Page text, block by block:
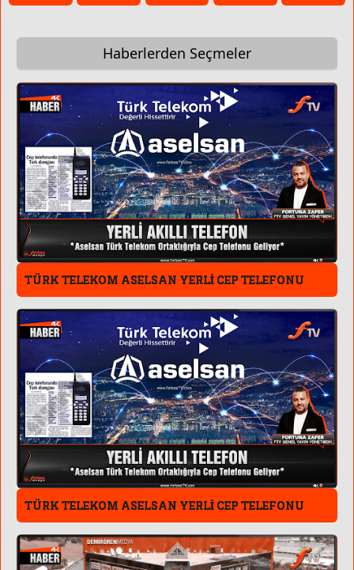
DEMİRÖREN
Haberlerden Seçmeler
TÜRK TELEKOM ASELSAN YERLİ CEP TELEFONU
TÜRK TELEKOM ASELSAN YERLİ CEP TELEFONU